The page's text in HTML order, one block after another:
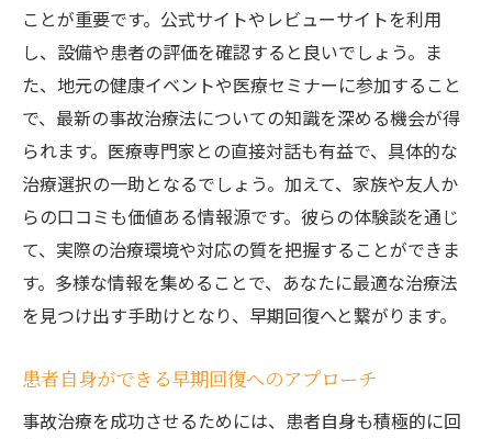
ことが重要です。公式サイトやレビューサイトを利用
し、設備や患者の評価を確認すると良いでしょう。ま
た、地元の健康イベントや医療セミナーに参加すること
で、最新の事故治療法についての知識を深める機会が得
られます。医療専門家との直接対話も有益で、具体的な
治療選択の一助となるでしょう。加えて、家族や友人か
らの口コミも価値ある情報源です。彼らの体験談を通じ
て、実際の治療環境や対応の質を把握することができま
す。多様な情報を集めることで、あなたに最適な治療法
を見つけ出す手助けとなり、早期回復へと繋がります。
患者自身ができる早期回復へのアプローチ
事故治療を成功させるためには、患者自身も積極的に回